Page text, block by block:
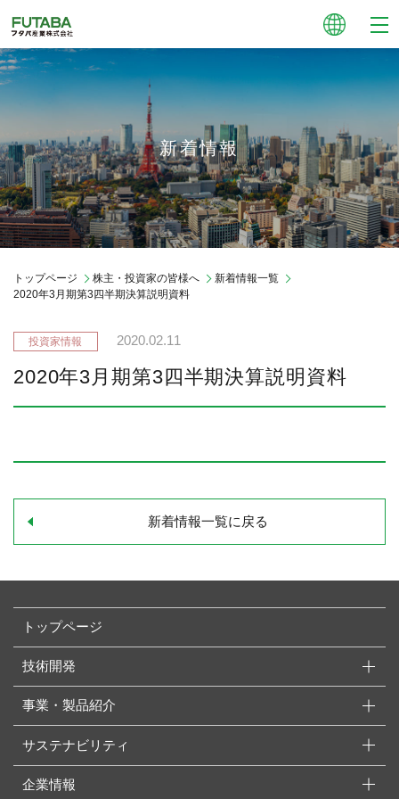
新着情報
トップページ 株主・投資家の皆様へ
新着情報一覧
2020年3月期第3四半期決算説明資料
2020.02.11
2020年3月期第3四半期決算説明資料
新着情報一覧に戻る
トップページ
技術開発
事業・製品紹介
サステナビリティ
企業情報